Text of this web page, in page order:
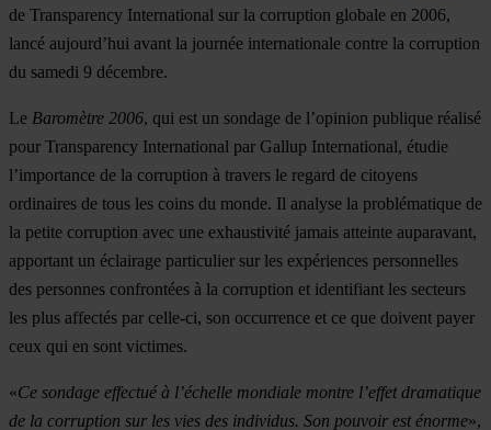
de Transparency International sur la corruption globale en 2006,
lancé aujourd’hui avant la journée internationale contre la corruption
du samedi 9 décembre.
Le Baromètre 2006, qui est un sondage de l’opinion publique réalisé
pour Transparency International par Gallup International, étudie
l’importance de la corruption à travers le regard de citoyens
ordinaires de tous les coins du monde. Il analyse la problématique de
la petite corruption avec une exhaustivité jamais atteinte auparavant,
apportant un éclairage particulier sur les expériences personnelles
des personnes confrontées à la corruption et identifiant les secteurs
les plus affectés par celle-ci, son occurrence et ce que doivent payer
ceux qui en sont victimes.
«Ce sondage effectué à l’échelle mondiale montre l’effet dramatique
de la corruption sur les vies des individus. Son pouvoir est énorme»,